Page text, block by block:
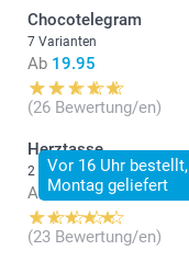
Chocotelegram
7 Varianten
Ab 19.95
(26 Bewertung/en)
Vor 16 Uhr bestellt,
Montag geliefert
Herztasse
2 Varianten
Ab 16.95
(23 Bewertung/en)